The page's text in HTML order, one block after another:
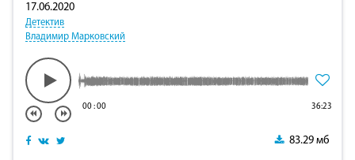
17.06.2020
Детектив
Владимир Марковский
00:00 36:23
83.29 мб